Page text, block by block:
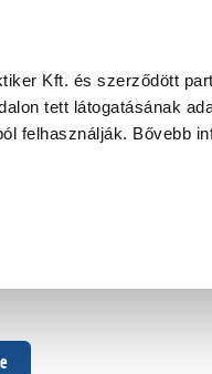
Kft. és szerződött
tett látogatásának
felhasználják. Bővebb